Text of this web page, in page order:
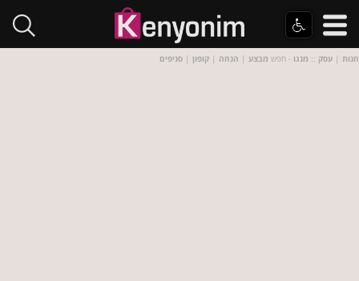
חנות | עסק :: מנגו - חפש מבצע | הנחה | קופון | סניפים